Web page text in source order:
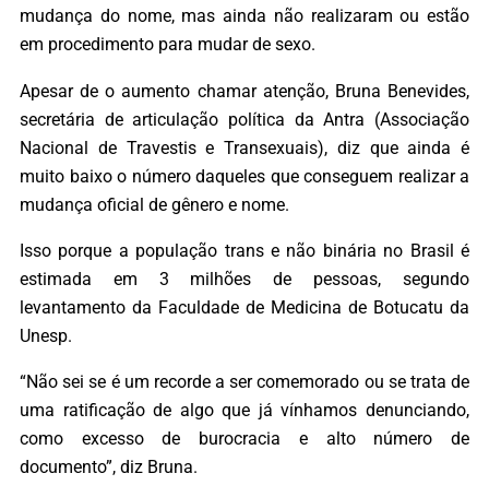
mudança do nome, mas ainda não realizaram ou estão
em procedimento para mudar de sexo.
Apesar de o aumento chamar atenção, Bruna Benevides,
secretária de articulação política da Antra (Associação
Nacional de Travestis e Transexuais), diz que ainda é
muito baixo o número daqueles que conseguem realizar a
mudança oficial de gênero e nome.
Isso porque a população trans e não binária no Brasil é
estimada em 3 milhões de pessoas, segundo
levantamento da Faculdade de Medicina de Botucatu da
Unesp.
“Não sei se é um recorde a ser comemorado ou se trata de
uma ratificação de algo que já vínhamos denunciando,
como excesso de burocracia e alto número de
documento”, diz Bruna.